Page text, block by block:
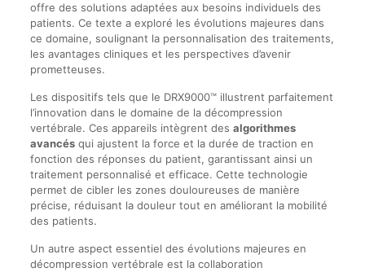
offre des solutions adaptées aux besoins individuels des
patients. Ce texte a exploré les évolutions majeures dans
ce domaine, soulignant la personnalisation des traitements,
les avantages cliniques et les perspectives d’avenir
prometteuses.
Les dispositifs tels que le DRX9000™ illustrent parfaitement
l’innovation dans le domaine de la décompression
vertébrale. Ces appareils intègrent des algorithmes
avancésqui ajustent la force et la durée de traction en
fonction des réponses du patient, garantissant ainsi un
traitement personnalisé et efficace. Cette technologie
permet de cibler les zones douloureuses de manière
précise, réduisant la douleur tout en améliorant la mobilité
des patients.
Un autre aspect essentiel des évolutions majeures en
décompression vertébrale est la collaboration